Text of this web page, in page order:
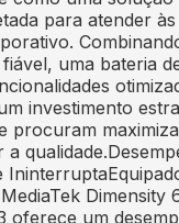
para atender
uma bateria
investimento
procuram
Dimensity
oferece um